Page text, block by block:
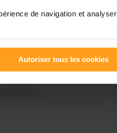
de navigation et analyser
Autoriser tous les cookies
00:00